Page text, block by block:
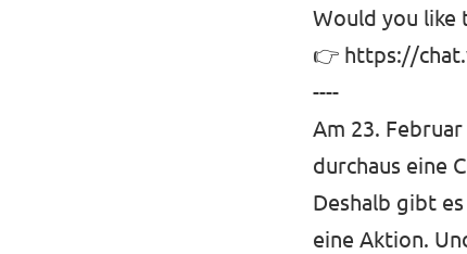
⁠Would you like
👉 https://
----
Am 23.
durchaus eine
Deshalb gibt
eine Aktion.